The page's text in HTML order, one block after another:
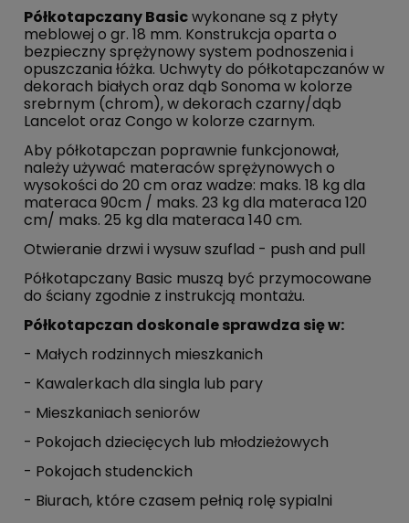
Półkotapczany Basicwykonane są z płyty
meblowej o gr. 18 mm. Konstrukcja oparta o
bezpieczny sprężynowy system podnoszenia i
opuszczania łóżka. Uchwyty do półkotapczanów w
dekorach białych oraz dąb Sonoma w kolorze
srebrnym (chrom), w dekorach czarny/dąb
Lancelot oraz Congo w kolorze czarnym.
Aby półkotapczan poprawnie funkcjonował,
należy używać materaców sprężynowych o
wysokości do 20 cm oraz wadze: maks. 18 kg dla
materaca 90cm / maks. 23 kg dla materaca 120
cm/ maks. 25 kg dla materaca 140 cm.
Otwieranie drzwi i wysuw szuflad - push and pull
Półkotapczany Basic muszą być przymocowane
do ściany zgodnie z instrukcją montażu.
Półkotapczan doskonale sprawdza się w:
- Małych rodzinnych mieszkanich
- Kawalerkach dla singla lub pary
- Mieszkaniach seniorów
- Pokojach dziecięcych lub młodzieżowych
- Pokojach studenckich
- Biurach, które czasem pełnią rolę sypialni